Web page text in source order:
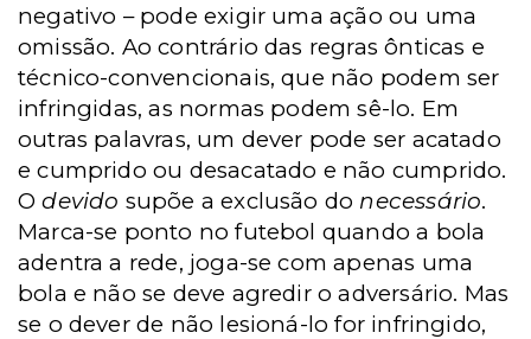
negativo – pode exigir uma ação ou uma
omissão. Ao contrário das regras ônticas e
técnico-convencionais, que não podem ser
infringidas, as normas podem sê-lo. Em
outras palavras, um dever pode ser acatado
e cumprido ou desacatado e não cumprido.
Odevido supõe a exclusão do necessário.
Marca-se ponto no futebol quando a bola
adentra a rede, joga-se com apenas uma
bola e não se deve agredir o adversário. Mas
se o dever de não lesioná-lo for infringido,